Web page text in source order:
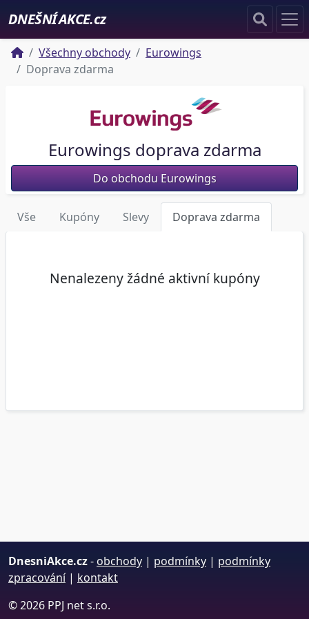
DNEŠNÍ AKCE.cz
Všechny obchody
Eurowings
Doprava zdarma
Eurowings doprava zdarma
Do obchodu Eurowings
Vše Kupóny Slevy Doprava zdarma
Nenalezeny žádné aktivní kupóny
DnesniAkce.cz-obchody | podmínky | podmínky
zpracování| kontakt
© 2026 PPJ net s.r.o.